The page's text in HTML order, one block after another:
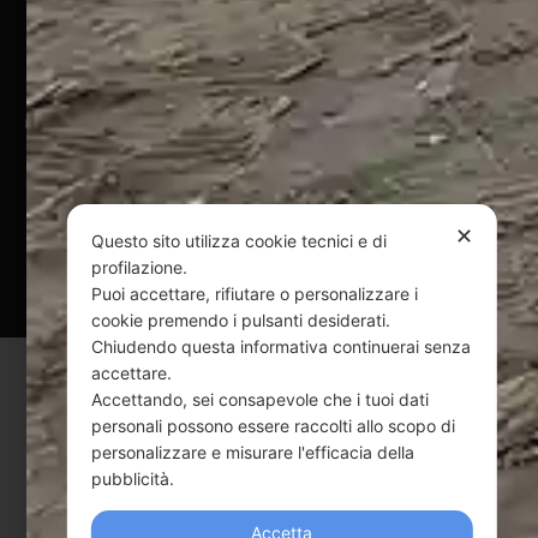
Pagamenti Sicuri
@ Copyright 2024 Webpesca è un brand Intent di Federico
Andrenacci P.Iva 01917920678
Via G. Galilei n. 2 – 64018 Tortoreto TE | REA TE-168019 |
Mail:info@webpesca.it| Pec:federicoandrenacci@pec.it
Questo sito è protetto da Google reCAPTCHA
Privacy Policy eTerms of Servicedi Google.
✕
Questo sito utilizza cookie tecnici e di
profilazione.
Puoi accettare, rifiutare o personalizzare i
cookie premendo i pulsanti desiderati.
Chiudendo questa informativa continuerai senza
accettare.
Accettando, sei consapevole che i tuoi dati
personali possono essere raccolti allo scopo di
personalizzare e misurare l'efficacia della
pubblicità.
Accetta